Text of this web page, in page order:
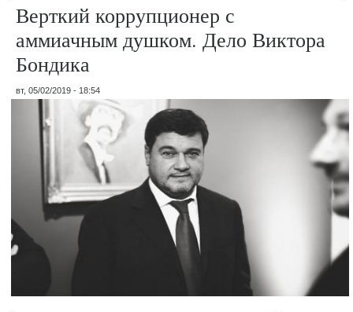
Верткий коррупционер с
аммиачным душком. Дело Виктора
Бондика
вт, 05/02/2019 - 18:54